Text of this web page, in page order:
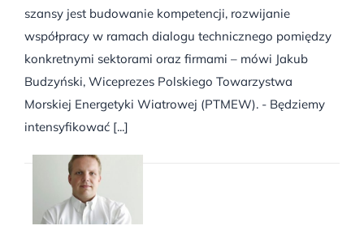
szansy jest budowanie kompetencji, rozwijanie
współpracy w ramach dialogu technicznego pomiędzy
konkretnymi sektorami oraz firmami – mówi Jakub
Budzyński, Wiceprezes Polskiego Towarzystwa
Morskiej Energetyki Wiatrowej (PTMEW). - Będziemy
intensyfikować [...]